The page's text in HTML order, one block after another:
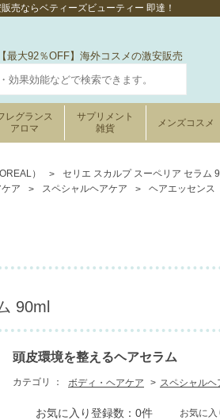
売ならベティーズビューティー 即達！
【最大92％OFF】海外コスメの激安販売
レグランス
アロマ
サプリメント
雑貨
メンズコスメ
）
セリエ スカルプ スーペリア セラム
ア スペシャルヘアケア
ヘアエッセンス
90ml
頭皮環境を整えるヘアセラム
カテゴリ ： ボディ・ヘアケア スペシャルヘ
お気に入り登録数：0件 お気に入